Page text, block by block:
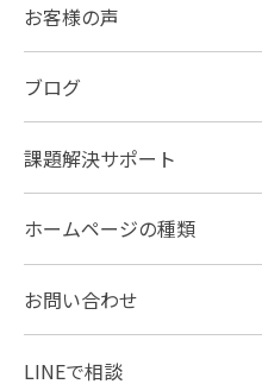
お客様の声
ブログ
課題解決サポート
ホームページの種類
お問い合わせ
LINEで相談